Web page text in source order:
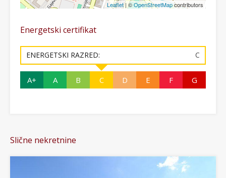
Leaflet| ©OpenStreetMapcontributors
Energetski certifikat
ENERGETSKI RAZRED: C
A+ A B C D E F G
Slične nekretnine